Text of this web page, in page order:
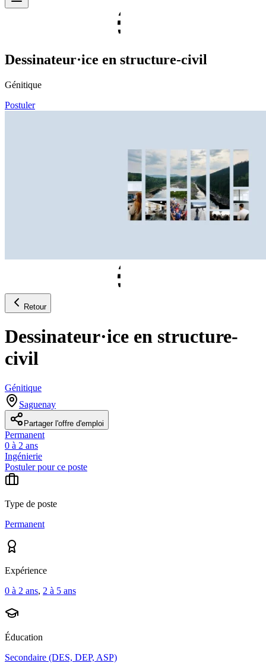
Dessinateur·ice en structure-civil
Génitique
Postuler
Retour
Dessinateur·ice en structure-
civil
Génitique
Saguenay
Partager l'offre d'emploi
Permanent
0 à 2 ans
Ingénierie
Postuler pour ce poste
Type de poste
Permanent
Expérience
0 à 2 ans, 2 à 5 ans
Éducation
Secondaire (DES, DEP, ASP)